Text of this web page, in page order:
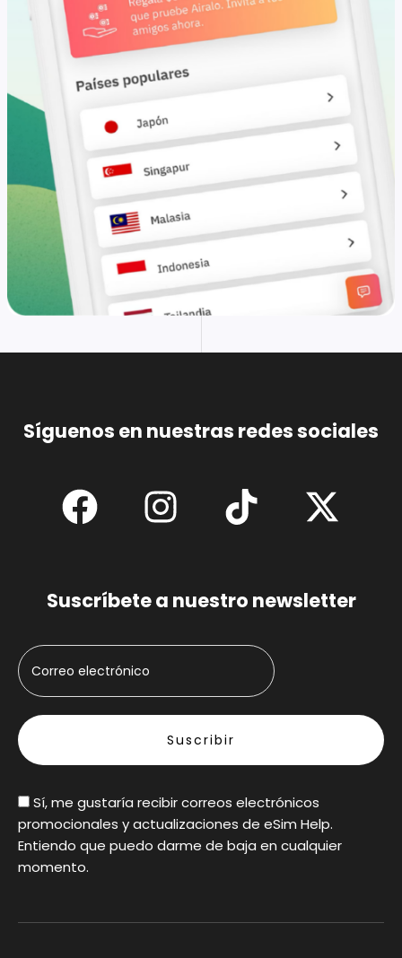
Síguenos en nuestras redes sociales
Suscríbete a nuestro newsletter
Sí, me gustaría recibir correos electrónicos
promocionales y actualizaciones de eSim Help.
Entiendo que puedo darme de baja en cualquier
momento.